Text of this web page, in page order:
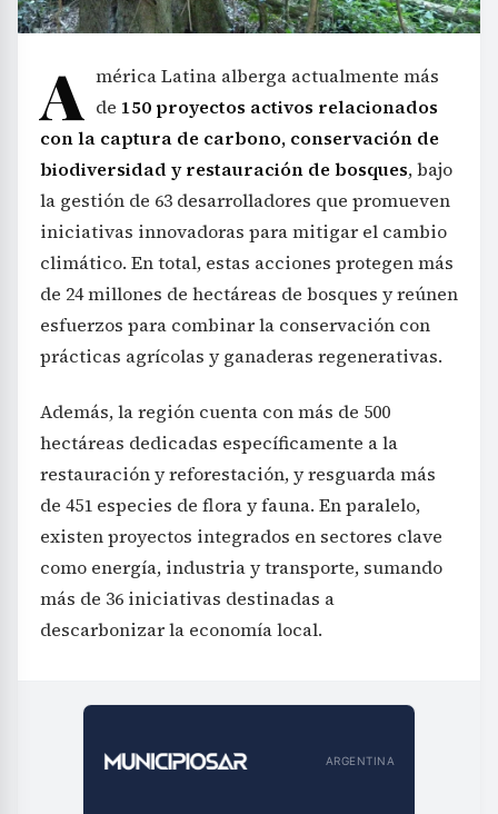
A mérica Latina alberga actualmente más
de 150 proyectos activos relacionados
con la captura de carbono, conservación de
biodiversidad y restauración de bosques, bajo
la gestión de 63 desarrolladores que promueven
iniciativas innovadoras para mitigar el cambio
climático. En total, estas acciones protegen más
de 24 millones de hectáreas de bosques y reúnen
esfuerzos para combinar la conservación con
prácticas agrícolas y ganaderas regenerativas.
Además, la región cuenta con más de 500
hectáreas dedicadas específicamente a la
restauración y reforestación, y resguarda más
de 451 especies de flora y fauna. En paralelo,
existen proyectos integrados en sectores clave
como energía, industria y transporte, sumando
más de 36 iniciativas destinadas a
descarbonizar la economía local.
ARGENTINA